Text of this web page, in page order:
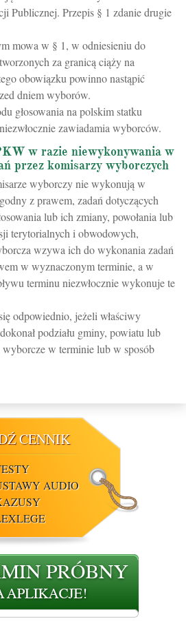
Publicznej. Przepis § 1 zdanie drugie
mowa w § 1, w odniesieniu do
za granicą ciąży na
obowiązku powinno nastąpić
dniem wyborów.
głosowania na polskim statku
zawiadamia wyborców.
w razie niewykonywania w
przez komisarzy wyborczych
wyborczy nie wykonują w
z prawem, zadań dotyczących
lub ich zmiany, powołania lub
terytorialnych i obwodowych,
wzywa ich do wykonania zadań
w wyznaczonym terminie, a w
terminu niezwłocznie wykonuje te
odpowiednio, jeżeli właściwy
podziału gminy, powiatu lub
w terminie lub w sposób
CENNIK
AUDIO